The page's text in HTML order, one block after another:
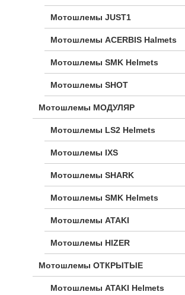
Мотошлемы JUST1
Мотошлемы ACERBIS Halmets
Мотошлемы SMK Helmets
Мотошлемы SHOT
Мотошлемы МОДУЛЯР
Мотошлемы LS2 Helmets
Мотошлемы IXS
Мотошлемы SHARK
Мотошлемы SMK Helmets
Мотошлемы ATAKI
Мотошлемы HIZER
Мотошлемы ОТКРЫТЫЕ
Мотошлемы ATAKI Helmets